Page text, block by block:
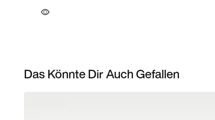
Das Könnte Dir Auch Gefallen